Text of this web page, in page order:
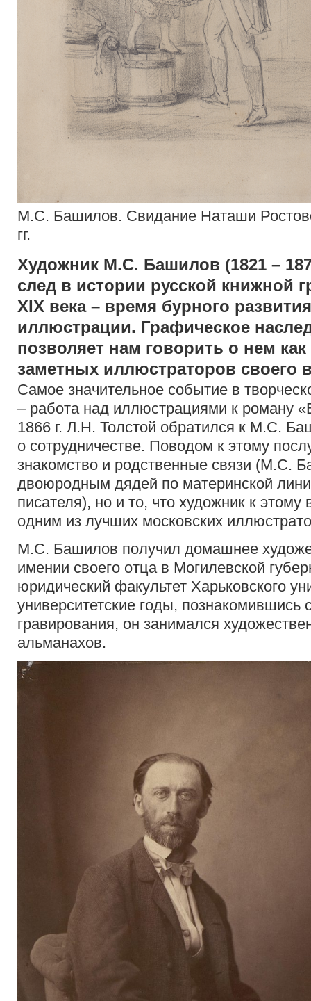
М.С. Башилов. Свидание Наташи
гг.
Художник М.С. Башилов (1821 –
след в истории русской книжной
XIX века – время бурного
иллюстрации. Графическое
позволяет нам говорить о нем
заметных иллюстраторов своего
Самое значительное событие в
– работа над иллюстрациями к роману
1866 г. Л.Н. Толстой обратился к М.С.
о сотрудничестве. Поводом к этому
знакомство и родственные связи (М.С.
двоюродным дядей по материнской
писателя), но и то, что художник к этому
одним из лучших московских
М.С. Башилов получил домашнее
имении своего отца в Могилевской
юридический факультет Харьковского
университетские годы, познакомившись
гравирования, он занимался
альманахов.